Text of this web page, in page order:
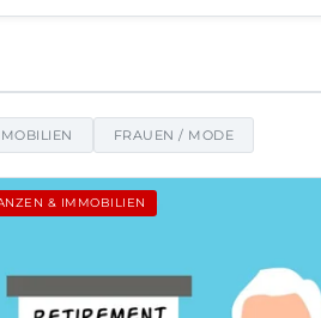
Einblicke
FRAUEN / MODE
& IMMOBILIEN